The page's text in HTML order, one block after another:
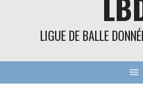
LIGUE DE BALLE